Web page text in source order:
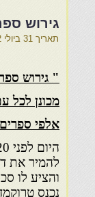
גירוש
תאריך 31 ביולי 2012
" גירוש
מכונן לכל
אלפי
והציע לו
נכנס